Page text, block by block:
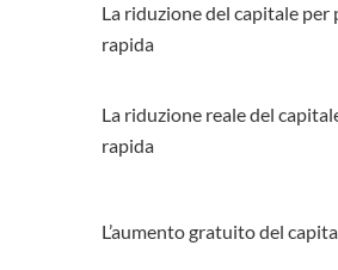
La riduzione del capitale per
rapida
La riduzione reale del
rapida
L’aumento gratuito del